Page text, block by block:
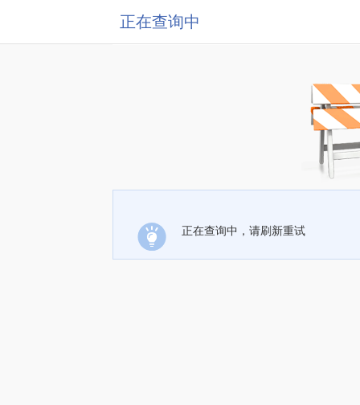
正在查询中
正在查询中，请刷新重试